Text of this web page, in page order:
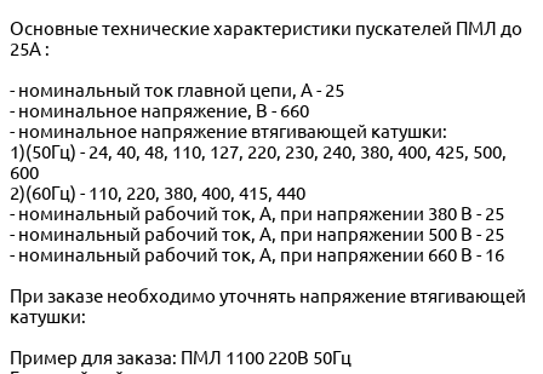
Основные технические характеристики пускателей ПМЛ до
25А :
- номинальный ток главной цепи, А - 25
- номинальное напряжение, В - 660
- номинальное напряжение втягивающей катушки:
1)(50Гц) - 24, 40, 48, 110, 127, 220, 230, 240, 380, 400, 425, 500,
600
2)(60Гц) - 110, 220, 380, 400, 415, 440
- номинальный рабочий ток, А, при напряжении 380 В - 25
- номинальный рабочий ток, А, при напряжении 500 В - 25
- номинальный рабочий ток, А, при напряжении 660 В - 16
При заказе необходимо уточнять напряжение втягивающей
катушки:
Пример для заказа: ПМЛ 1100 220В 50Гц